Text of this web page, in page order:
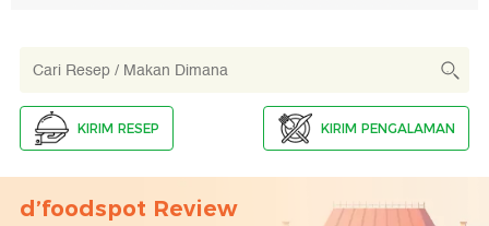
KIRIM RESEP KIRIM PENGALAMAN
d’foodspot Review